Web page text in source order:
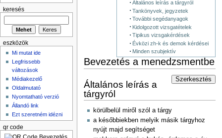
Általános leírás a tárgyról
Tankönyvek, jegyzetek
További segédanyagok
Kidolgozott vizsgatételek
Tipikus vizsgakérdések
Évközi zh-k és demok kérdései
Minden szubjektív
Bevezetés a menedzsmentbe
Szerkesztés
Általános leírás a
tárgyról
körülbelül miről szól a tárgy
a későbbiekben melyik másik tárgyhoz
nyújt majd segítséget
keresés
eszközök
Mi mutat ide
Legfrissebb
változások
Médiakezelő
Oldalmutató
Nyomtatható verzió
Állandó link
Ezt szeretném idézni
qr code